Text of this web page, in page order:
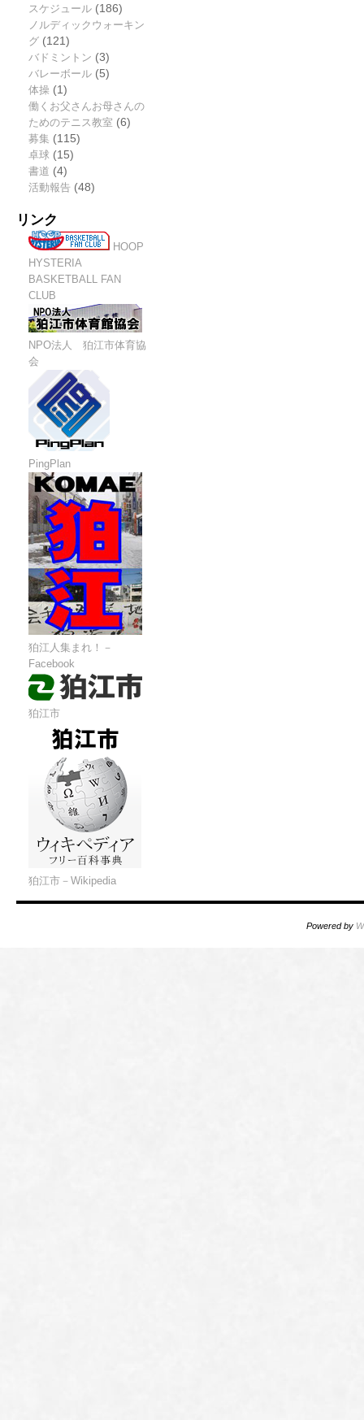
スケジュール(186)
ノルディックウォーキン
グ(121)
バドミントン (3)
バレーボール(5)
体操(1)
働くお父さんお母さんの
ためのテニス教室 (6)
募集 (115)
卓球 (15)
書道 (4)
活動報告(48)
リンク
HOOP
HYSTERIA
BASKETBALL FAN
CLUB
NPO法人 狛江市体育協
会
PingPlan
狛江人集まれ！－
Facebook
狛江市
狛江市－Wikipedia
Powered by